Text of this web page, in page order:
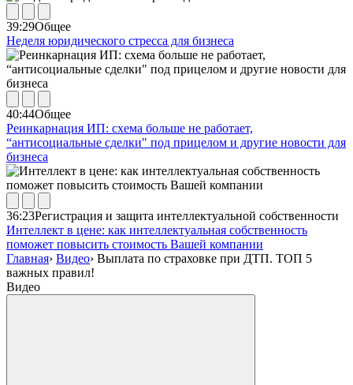
39:29Общее
Неделя юридического стресса для бизнеса
40:44Общее
Реинкарнация ИП: схема больше не работает,
“антисоциальные сделки" под прицелом и другие новости для
бизнеса
36:23Регистрация и защита интеллектуальной собственности
Интеллект в цене: как интеллектуальная собственность
поможет повысить стоимость Вашей компании
Главная› Видео› Выплата по страховке при ДТП. ТОП 5
важных правил!
Видео